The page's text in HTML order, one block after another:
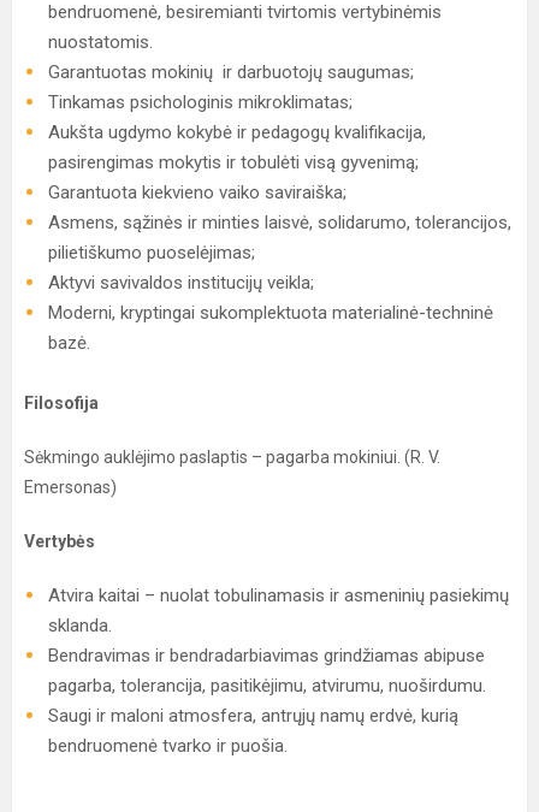
bendruomenė, besiremianti tvirtomis vertybinėmis
nuostatomis.
Garantuotas mokinių ir darbuotojų saugumas;
Tinkamas psichologinis mikroklimatas;
Aukšta ugdymo kokybė ir pedagogų kvalifikacija,
pasirengimas mokytis ir tobulėti visą gyvenimą;
Garantuota kiekvieno vaiko saviraiška;
Asmens, sąžinės ir minties laisvė, solidarumo, tolerancijos,
pilietiškumo puoselėjimas;
Aktyvi savivaldos institucijų veikla;
Moderni, kryptingai sukomplektuota materialinė-techninė
bazė.
Filosofija
Sėkmingo auklėjimo paslaptis – pagarba mokiniui. (R. V.
Emersonas)
Vertybės
Atvira kaitai – nuolat tobulinamasis ir asmeninių pasiekimų
sklanda.
Bendravimas ir bendradarbiavimas grindžiamas abipuse
pagarba, tolerancija, pasitikėjimu, atvirumu, nuoširdumu.
Saugi ir maloni atmosfera, antrųjų namų erdvė, kurią
bendruomenė tvarko ir puošia.